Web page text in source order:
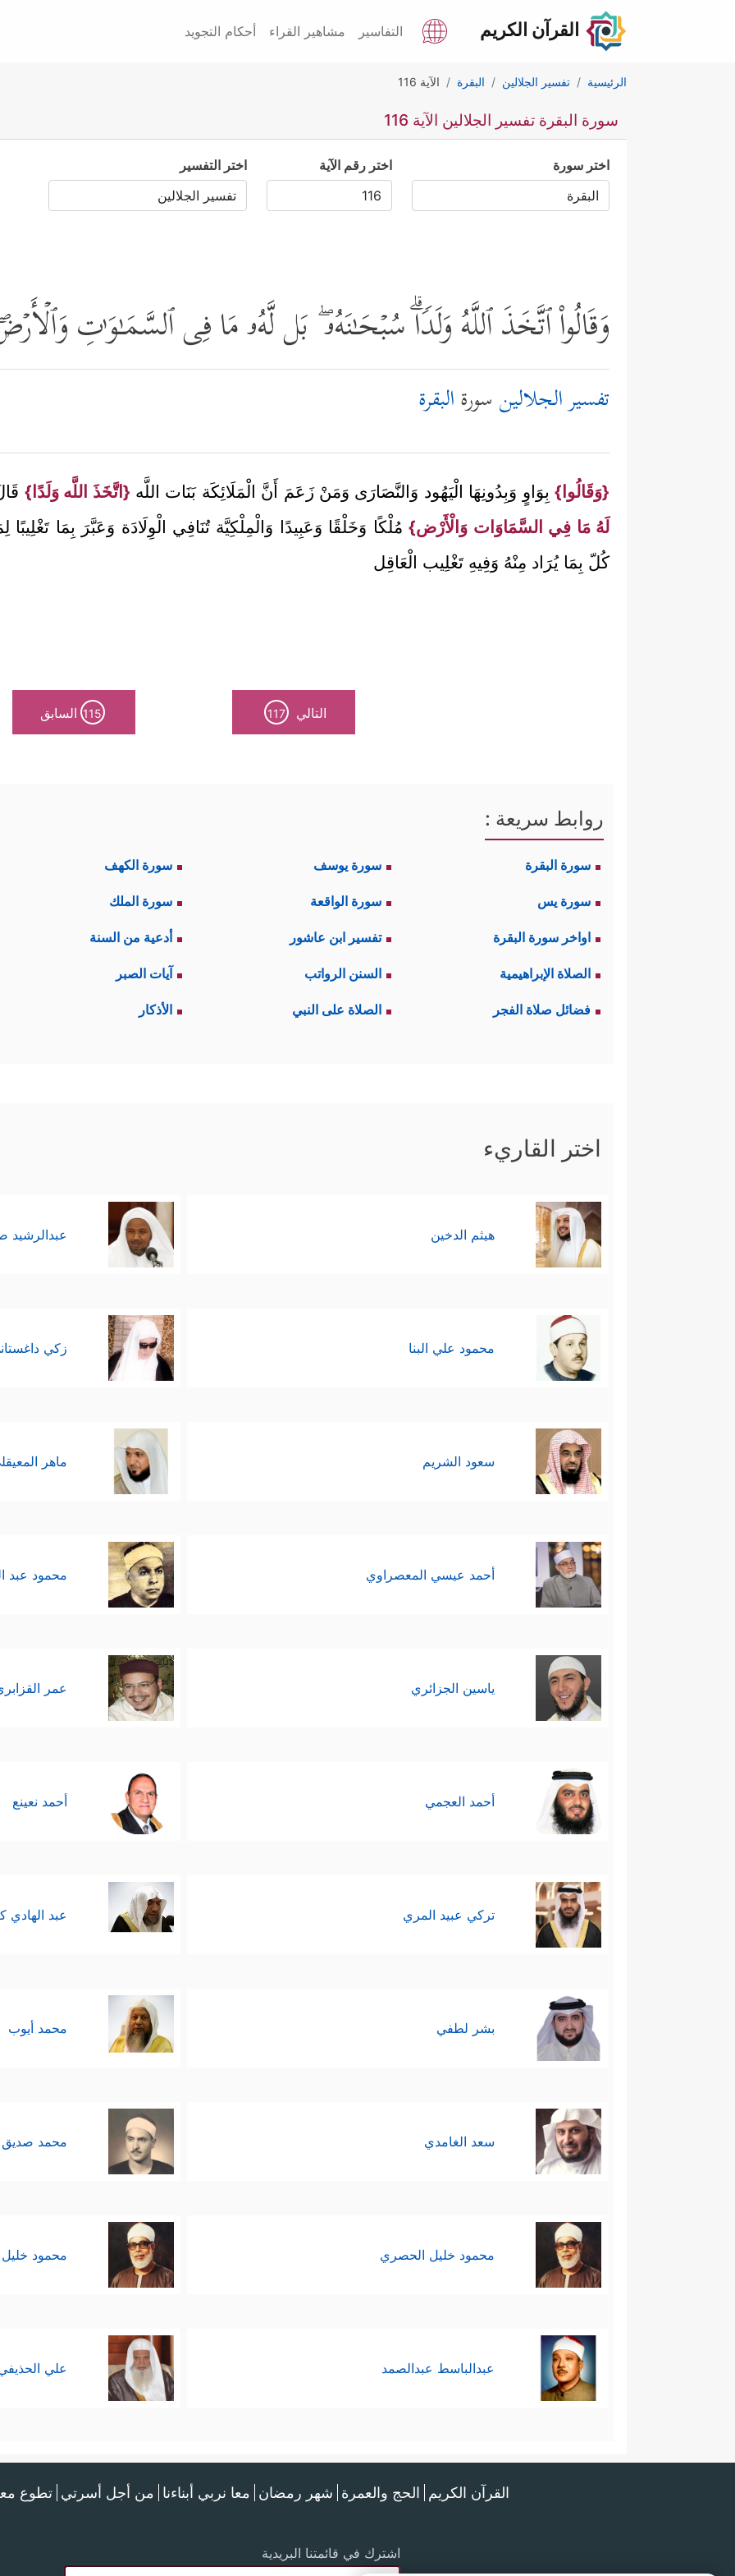
القرآن الكريم التفاسير مشاهير القراء أحكام التجويد
الرئيسية تفسير الجلالين البقرة الآية 116
سورة البقرة تفسير الجلالين الآية 116
اختر سورة اختر رقم الآية اختر التفسير
وَقَالُواْ ٱتَّخَذَ ٱللَّهُ وَلَدࣰاۗ سُبۡحَـٰنَهُۥ ۖ بَل لَّهُۥ مَا فِی ٱلسَّمَـٰوَ ٰ⁠تِ
تفسير الجلالين سورةالبقرة
{وَقَالُوا}بِوَاوٍ وَبِدُونِهَا الْيَهُود وَالنَّصَارَى وَمَنْ زَعَمَ أَنَّ الْمَلَائِكَة بَنَات اللَّه {اتَّخَذَ اللَّه وَلَدًا}
لَهُ مَا فِي السَّمَاوَات وَالْأَرْض}مُلْكًا وَخَلْقًا وَعَبِيدًا وَالْمِلْكِيَّة تُنَافِي الْوِلَادَة وَعَبَّرَ بِمَا تَغْلِيبًا
كُلّ بِمَا يُرَاد مِنْهُ وَفِيهِ تَغْلِيب الْعَاقِل
التالي 117
115 السابق
روابط سريعة :
سورة البقرة سورة يوسف سورة الكهف
سورة يس سورة الواقعة سورة الملك
اواخر سورة البقرة تفسير ابن عاشور أدعية من السنة
الصلاة الإبراهيمية السنن الرواتب آيات الصبر
فضائل صلاة الفجر الصلاة على النبي الأذكار
اختر القاريء
هيثم الدخين عبدالرشيد
محمود علي البنا زكي
سعود الشريم ماهر
أحمد عيسي المعصراوي محمود عبد
ياسين الجزائري عمر
أحمد العجمي أحمد نعينع
تركي عبيد المري عبد الهادي
بشر لطفي محمد أيوب
سعد الغامدي محمد صديق
محمود خليل الحصري محمود
عبدالباسط عبدالصمد علي
القرآن الكريم الحج والعمرة شهر رمضان معا نربي أبناءنا من أجل أسرتي تطوع
اشترك في قائمتنا البريدية